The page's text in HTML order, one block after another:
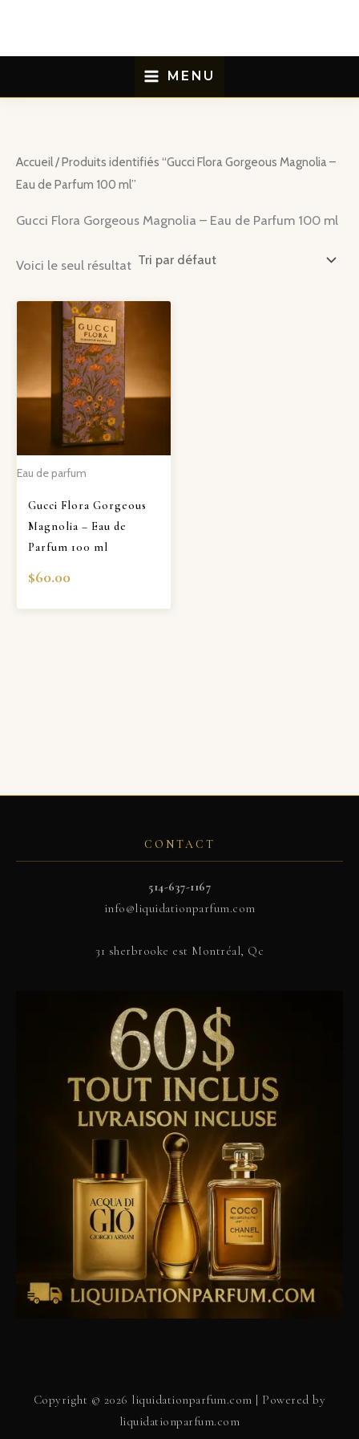
contenu
MENU
Accueil/ Produits identifiés “Gucci Flora Gorgeous Magnolia –
Eau de Parfum 100 ml”
Gucci Flora Gorgeous Magnolia – Eau de Parfum 100 ml
Voici le seul résultat
Eau de parfum
Gucci Flora Gorgeous
Magnolia – Eau de
Parfum 100 ml
$60.00
CONTACT
514-637-1167
info@liquidationparfum.com
31 sherbrooke est Montréal, Qc
Copyright © 2026 liquidationparfum.com | Powered by
liquidationparfum.com